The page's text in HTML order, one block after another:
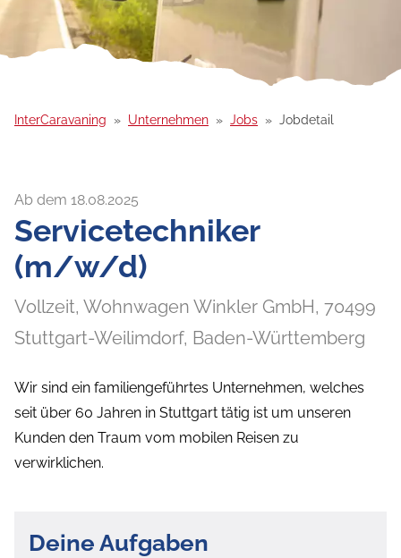
InterCaravaning Unternehmen Jobs Jobdetail
Ab dem 18.08.2025
Servicetechniker
(m/w/d)
Vollzeit, Wohnwagen Winkler GmbH, 70499
Stuttgart-Weilimdorf, Baden-Württemberg
Wir sind ein familiengeführtes Unternehmen, welches
seit über 60 Jahren in Stuttgart tätig ist um unseren
Kunden den Traum vom mobilen Reisen zu
verwirklichen.
Deine Aufgaben